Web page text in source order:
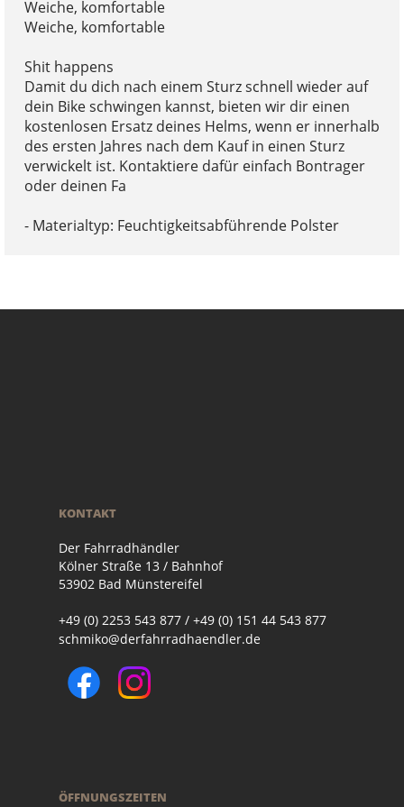
Weiche, komfortable
Weiche, komfortable
Shit happens
Damit du dich nach einem Sturz schnell wieder auf
dein Bike schwingen kannst, bieten wir dir einen
kostenlosen Ersatz deines Helms, wenn er innerhalb
des ersten Jahres nach dem Kauf in einen Sturz
verwickelt ist. Kontaktiere dafür einfach Bontrager
oder deinen Fa
- Materialtyp: Feuchtigkeitsabführende Polster
KONTAKT
Der Fahrradhändler
Kölner Straße 13 / Bahnhof
53902 Bad Münstereifel
+49 (0) 2253 543 877 / +49 (0) 151 44 543 877
schmiko@derfahrradhaendler.de
ÖFFNUNGSZEITEN